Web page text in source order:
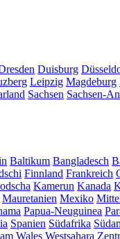
Duisburg
Leipzig Magdeburg
Sachsen Sachsen-
Baltikum Bangladesch
Finnland Frankreich
Kamerun Kanada
Mauretanien Mexiko
Papua-Neuguinea
Spanien Südafrika
Wales Westsahara